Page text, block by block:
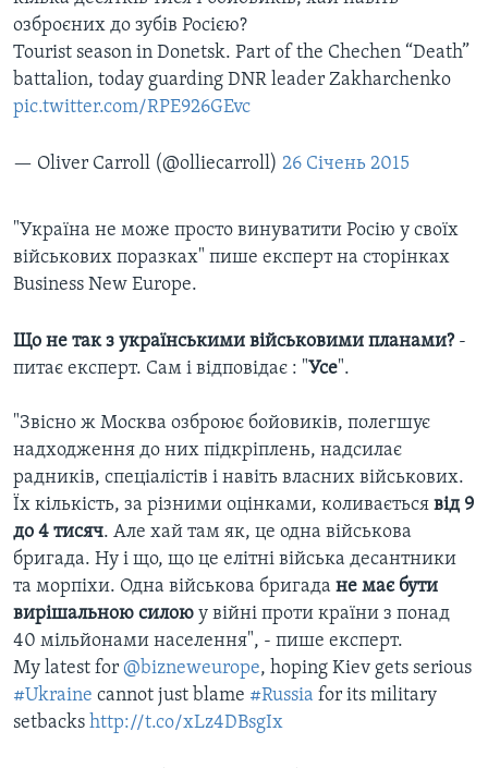
озброєних до зубів Росією?
Tourist season in Donetsk. Part of the Chechen “Death”
battalion, today guarding DNR leader Zakharchenko
pic.twitter.com/RPE926GEvc
— Oliver Carroll (@olliecarroll) 26 Січень 2015
"Україна не може просто винуватити Росію у своїх
військових поразках" пише експерт на сторінках
Business New Europe.
Що не так з українськими військовими планами?-
питає експерт. Сам і відповідає : "Усе".
"Звісно ж Москва озброює бойовиків, полегшує
надходження до них підкріплень, надсилає
радників, спеціалістів і навіть власних військових.
Їх кількість, за різними оцінками, коливається від 9
до 4 тисяч. Але хай там як, це одна військова
бригада. Ну і що, що це елітні війська десантники
та морпіхи. Одна військова бригада не має бути
вирішальною силою у війні проти країни з понад
40 мільйонами населення", - пише експерт.
My latest for @bizneweurope, hoping Kiev gets serious
#Ukraine cannot just blame #Russia for its military
setbacks http://t.co/xLz4DBsgIx